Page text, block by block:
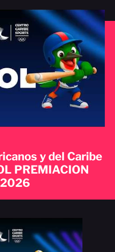
y del Caribe
PREMIACION
2026